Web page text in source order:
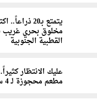
يتمتع بـ20
مخلوق بحري غريب
القطبية الجنوبية
عليك الانتظار
مطعم محجوزة لـ 4 سنوات